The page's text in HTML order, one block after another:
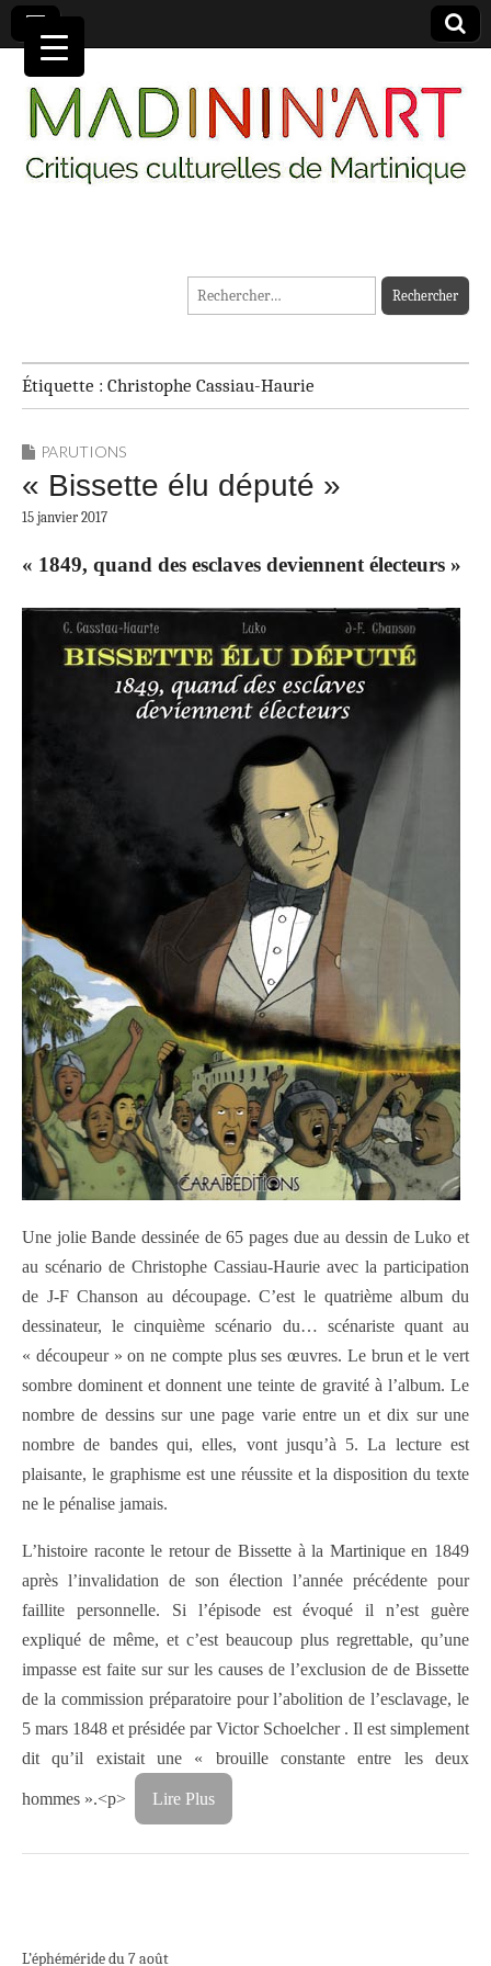
MADININ'ART
Rechercher :
Étiquette : Christophe Cassiau-Haurie
PARUTIONS
« Bissette élu député »
15 janvier 2017
« 1849, quand des esclaves deviennent électeurs »
Une jolie Bande dessinée de 65 pages due au dessin de Luko et
au scénario de Christophe Cassiau-Haurie avec la participation
de J-F Chanson au découpage. C’est le quatrième album du
dessinateur, le cinquième scénario du… scénariste quant au
« découpeur » on ne compte plus ses œuvres. Le brun et le vert
sombre dominent et donnent une teinte de gravité à l’album. Le
nombre de dessins sur une page varie entre un et dix sur une
nombre de bandes qui, elles, vont jusqu’à 5. La lecture est
plaisante, le graphisme est une réussite et la disposition du texte
ne le pénalise jamais.
L’histoire raconte le retour de Bissette à la Martinique en 1849
après l’invalidation de son élection l’année précédente pour
faillite personnelle. Si l’épisode est évoqué il n’est guère
expliqué de même, et c’est beaucoup plus regrettable, qu’une
impasse est faite sur sur les causes de l’exclusion de de Bissette
de la commission préparatoire pour l’abolition de l’esclavage, le
5 mars 1848 et présidée par Victor Schoelcher . Il est simplement
dit qu’il existait une « brouille constante entre les deux
hommes ».<p> Lire Plus
L’éphéméride du 7 août